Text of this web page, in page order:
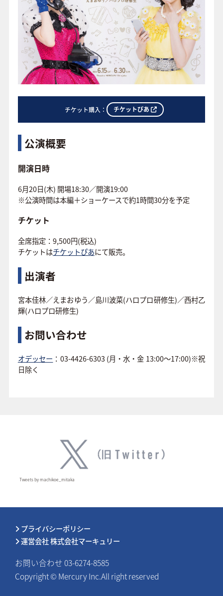
チケット購入： チケットぴあ
公演概要
開演日時
6月20日(木) 開場18:30／開演19:00
※公演時間は本編＋ショーケースで約1時間30分を予定
チケット
全席指定：9,500円(税込)
チケットはチケットぴあにて販売。
出演者
宮本佳林／えまおゆう／島川波菜(ハロプロ研修生)／西村乙
輝(ハロプロ研修生)
お問い合わせ
オデッセー ：03-4426-6303 (月・水・金 13:00～17:00)※祝
日除く
Tweets by machikoe_mitaka
プライバシーポリシー
運営会社 株式会社マーキュリー
お問い合わせ 03-6274-8585
Copyright © Mercury Inc.All right reserved